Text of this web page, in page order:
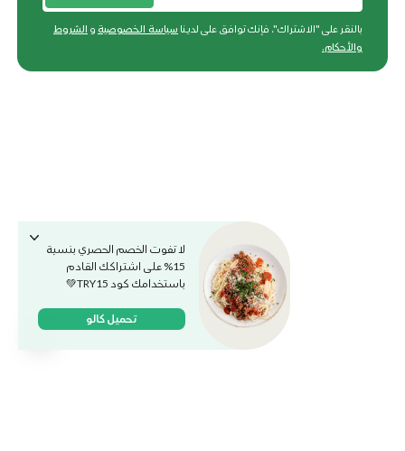
بالنقر على "الاشتراك"، فإنك توافق على لدينا سياسة الخصوصية و الشروط
والأحكام.
لا تفوت الخصم الحصري بنسبة
15% على اشتراكك القادم
باستخدامك كود TRY15💚
تحميل كالو